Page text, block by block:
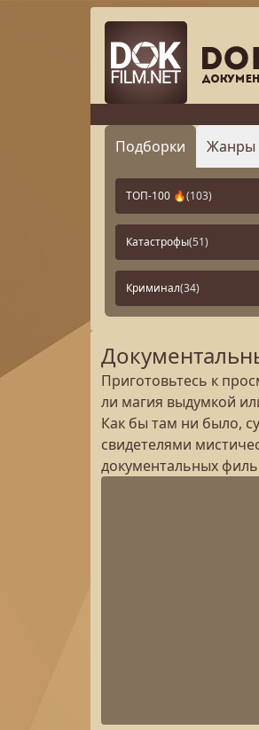
Подборки Жанры
ТОП-100 🔥(103)
Катастрофы(51)
Криминал(34)
Приготовьтесь к
ли магия выдумкой
Как бы там ни было,
свидетелями
документальных